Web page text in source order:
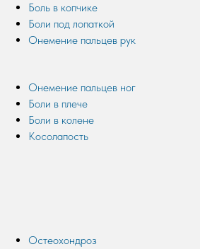
Боль в копчике
Боли под лопаткой
Онемение пальцев рук
Онемение пальцев ног
Боли в плече
Боли в колене
Косолапость
Остеохондроз